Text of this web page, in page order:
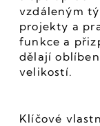
vzdáleným
projekty a
funkce a
dělají
velikostí.
Klíčové